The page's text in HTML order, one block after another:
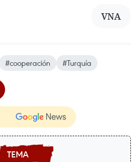
VNA
#cooperación #Turquía